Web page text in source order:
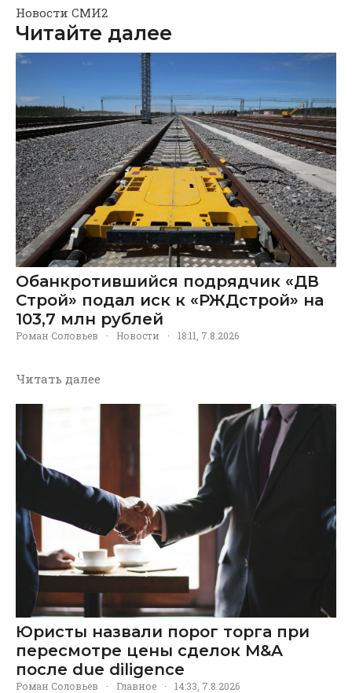
Новости СМИ2
Читайте далее
Обанкротившийся подрядчик «ДВ
Строй» подал иск к «РЖДстрой» на
103,7 млн рублей
Роман Соловьев · Новости · 18:11, 7.8.2026
Читать далее
Юристы назвали порог торга при
пересмотре цены сделок M&A
после due diligence
Роман Соловьев · Главное · 14:33, 7.8.2026